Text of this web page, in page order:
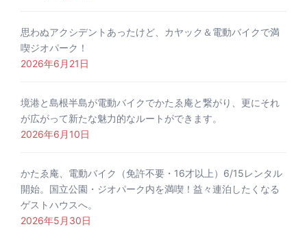
思わぬアクシデントあったけど、カヤック＆電動バイクで満
喫ジオパーク！
2026年6月21日
境港と島根半島が電動バイクでかたゑ庵と繋がり、更にそれ
が広がって新たな魅力的なルートができます。
2026年6月10日
かたゑ庵、電動バイク（免許不要・16才以上）6/15レンタル
開始。国立公園・ジオパーク内を満喫！益々連泊したくなる
ゲストハウスへ。
2026年5月30日